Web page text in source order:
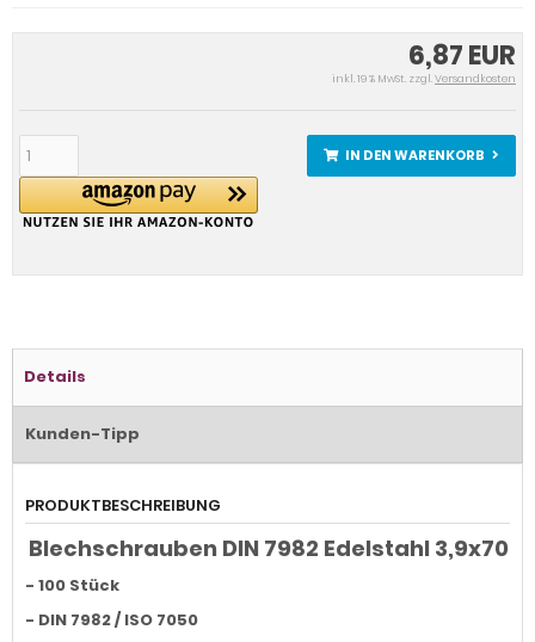
6,87 EUR
inkl. 19 % MwSt. zzgl.Versandkosten
IN DEN WARENKORB
Details
Kunden-Tipp
PRODUKTBESCHREIBUNG
Blechschrauben DIN 7982 Edelstahl 3,9x70
- 100 Stück
- DIN 7982 / ISO 7050